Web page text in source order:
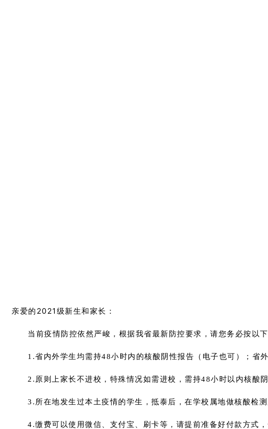
亲爱的2021级新生和家长：
当前疫情防控依然严峻，根据我省最新防控要求，请您务必按以下
1.省内外学生均需持48小时内的核酸阴性报告（电子也可）；省
2.原则上家长不进校，特殊情况如需进校，需持48小时以内核酸
3.所在地发生过本土疫情的学生，抵泰后，在学校属地做核酸检测
4.缴费可以使用微信、支付宝、刷卡等，请提前准备好付款方式